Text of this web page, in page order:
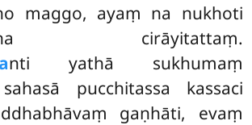
maggo, ayaṃ na nukhoti
cirāyitattaṃ.
nti yathā sukhumaṃ
pucchitassa kassaci
gaṇhāti, evaṃ